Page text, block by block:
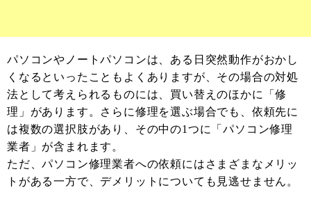
パソコンやノートパソコンは、ある日突然動作がおかし
くなるといったこともよくありますが、その場合の対処
法として考えられるものには、買い替えのほかに「修
理」があります。さらに修理を選ぶ場合でも、依頼先に
は複数の選択肢があり、その中の1つに「パソコン修理
業者」が含まれます。
ただ、パソコン修理業者への依頼にはさまざまなメリッ
トがある一方で、デメリットについても見逃せません。